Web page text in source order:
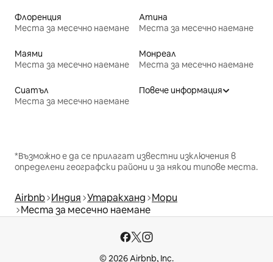
Флоренция
Места за месечно наемане
Атина
Места за месечно наемане
Маями
Места за месечно наемане
Монреал
Места за месечно наемане
Сиатъл
Места за месечно наемане
Повече информация
*Възможно е да се прилагат известни изключения в
определени географски райони и за някои типове места.
Airbnb Индия Утаракханд Мори
Места за месечно наемане
© 2026 Airbnb, Inc.